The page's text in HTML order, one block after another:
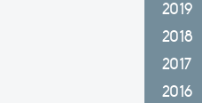
2019
2018
2017
2016